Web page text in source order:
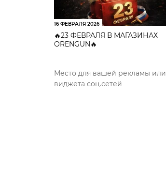
16 ФЕВРАЛЯ 2026
🔥23 ФЕВРАЛЯ В МАГАЗИНАХ
ORENGUN🔥
Место для вашей рекламы или
виджета соц.сетей